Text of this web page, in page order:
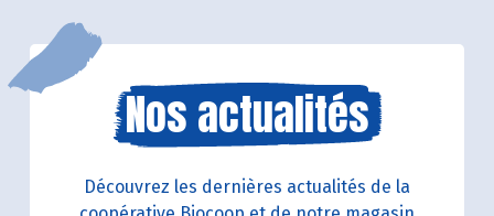
Nos actualités
Découvrez les dernières actualités de la